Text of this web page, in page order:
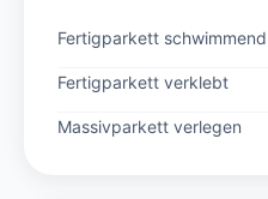
Fertigparkett schwimmend
Fertigparkett verklebt
Massivparkett verlegen